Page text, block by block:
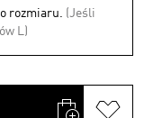
rozmiaru. (Jeśli
L)